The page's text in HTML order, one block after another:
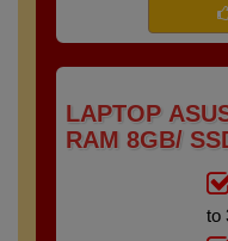
LAPTOP
RAM 8GB/
to